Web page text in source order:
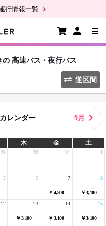
行情報一覧
の 高速バス・夜行バス
逆区間
レンダー 9月
木 金 土
29 30 31 1
5 6
￥4,800
7
￥3,100
8
12
￥3,100
13
￥3,100
14
￥3,100
15